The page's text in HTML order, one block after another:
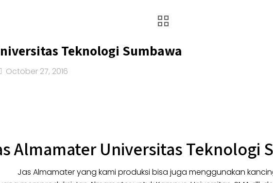
Teknologi Sumbawa
October 27, 2016
Almamater Universitas Teknologi
Jas Almamater yang kami produksi bisa juga menggunakan